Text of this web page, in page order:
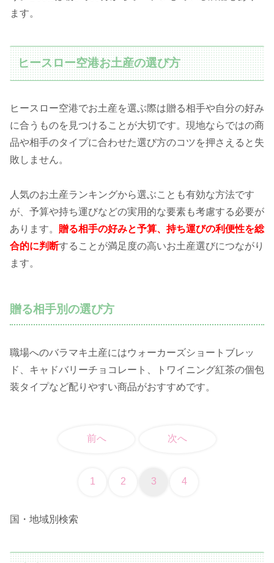
ます。
ヒースロー空港お土産の選び方
ヒースロー空港でお土産を選ぶ際は贈る相手や自分の好み
に合うものを見つけることが大切です。現地ならではの商
品や相手のタイプに合わせた選び方のコツを押さえると失
敗しません。
人気のお土産ランキングから選ぶことも有効な方法です
が、予算や持ち運びなどの実用的な要素も考慮する必要が
あります。 贈る相手の好みと予算、持ち運びの利便性を総
合的に判断することが満足度の高いお土産選びにつながり
ます。
贈る相手別の選び方
職場へのバラマキ土産にはウォーカーズショートブレッ
ド、キャドバリーチョコレート、トワイニング紅茶の個包
装タイプなど配りやすい商品がおすすめです。
前へ 次へ
1 2 3 4
国・地域別検索